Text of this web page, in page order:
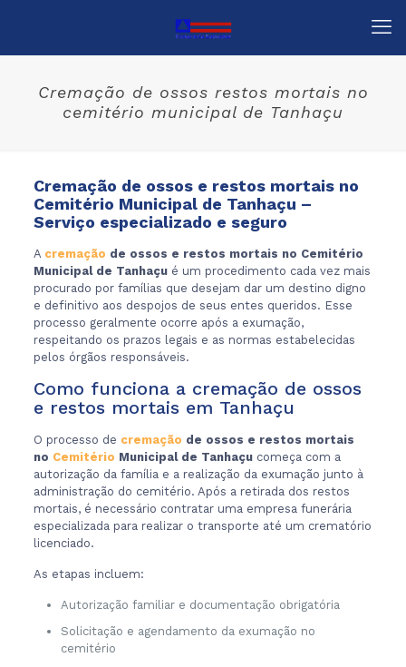
Cremação de ossos restos mortais no
cemitério municipal de Tanhaçu
Cremação de ossos e restos mortais no
Cemitério Municipal de Tanhaçu –
Serviço especializado e seguro
A cremação de ossos e restos mortais no Cemitério
Municipal de Tanhaçu é um procedimento cada vez mais
procurado por famílias que desejam dar um destino digno
e definitivo aos despojos de seus entes queridos. Esse
processo geralmente ocorre após a exumação,
respeitando os prazos legais e as normas estabelecidas
pelos órgãos responsáveis.
Como funciona a cremação de ossos
e restos mortais em Tanhaçu
O processo de cremação de ossos e restos mortais
no Cemitério Municipal de Tanhaçu começa com a
autorização da família e a realização da exumação junto à
administração do cemitério. Após a retirada dos restos
mortais, é necessário contratar uma empresa funerária
especializada para realizar o transporte até um crematório
licenciado.
As etapas incluem:
Autorização familiar e documentação obrigatória
Solicitação e agendamento da exumação no
cemitério